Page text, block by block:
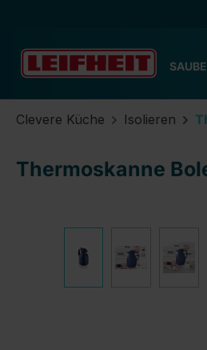
Clevere Küche Isolieren
Thermoskanne